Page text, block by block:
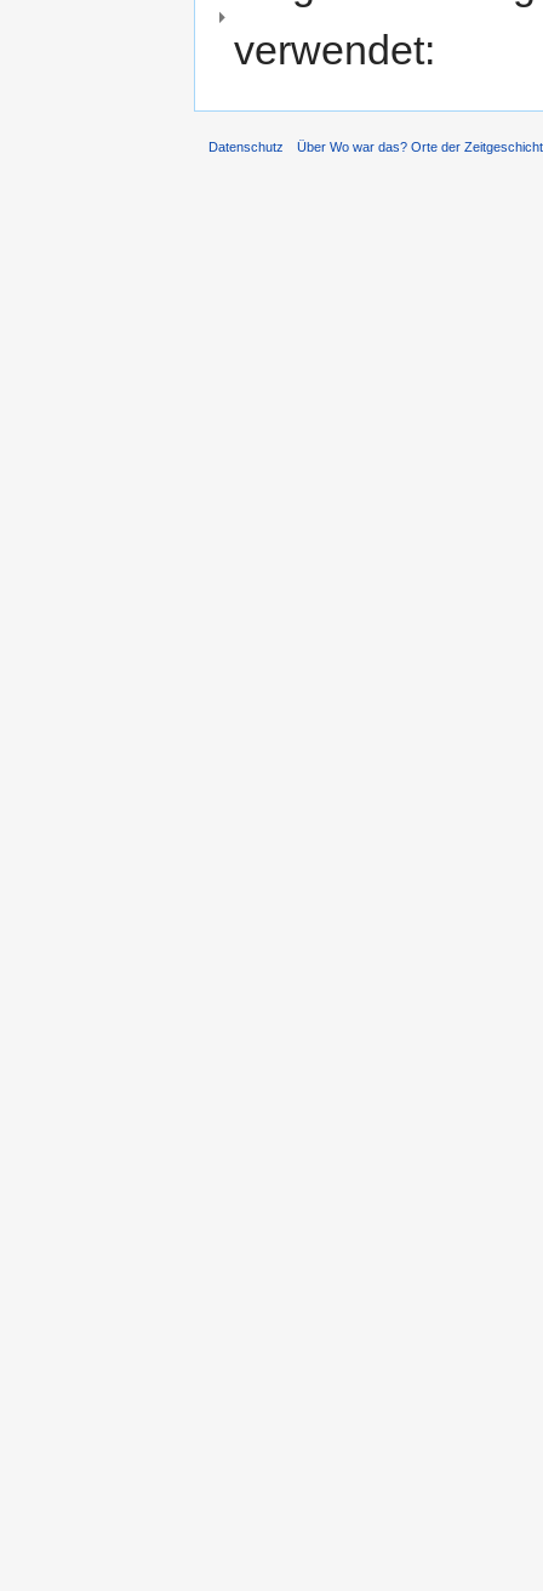
verwendet:
Datenschutz Über Wo war das? Orte der